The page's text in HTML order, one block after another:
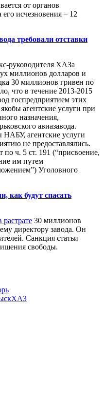
от органов
его исчезновения – 12
требовали отставки
руководителя ХАЗа
миллионов долларов и
30 миллионов гривен по
что в течение 2013-2015
госпредприятием этих
агентские услуги при
назначения,
авиазавода.
НАБУ, агентские услуги
не предоставлялись.
ч. 5 ст. 191 (“присвоение,
им путем
Уголовного
как будут спасать
растрате 30 миллионов
директору завода. Он
Санкция статьи
свободы.
ХАЗ